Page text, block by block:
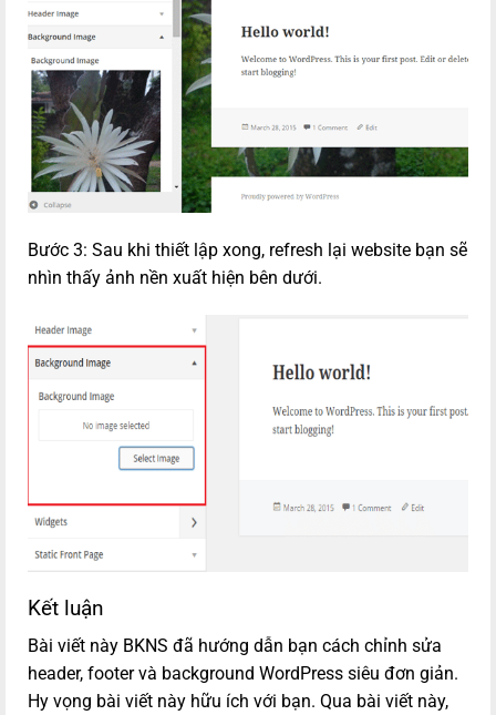
Bước 3: Sau khi thiết lập xong, refresh lại website bạn sẽ
nhìn thấy ảnh nền xuất hiện bên dưới.
Kết luận
Bài viết này BKNS đã hướng dẫn bạn cách chỉnh sửa
header, footer và background WordPress siêu đơn giản.
Hy vọng bài viết này hữu ích với bạn. Qua bài viết này,